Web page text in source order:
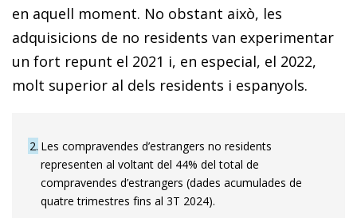
en aquell moment. No obstant això, les
adquisicions de no residents van experimentar
un fort repunt el 2021 i, en especial, el 2022,
molt superior al dels residents i espanyols.
2 Les compravendes d’estrangers no residents
representen al voltant del 44% del total de
compravendes d’estrangers (dades acumulades de
quatre trimestres fins al 3T 2024).